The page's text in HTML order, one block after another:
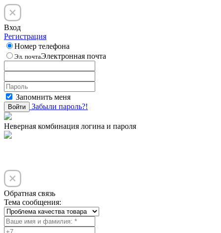
Вход
Регистрация
Номер телефона
Эл. почтаЭлектронная почта
Запомнить меня
Войти Забыли пароль?!
Неверная комбинация логина и пароля
Обратная связь
Тема сообщения: